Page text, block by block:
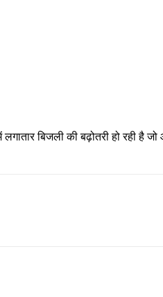
बिजली की बढ़ोतरी हो रही है